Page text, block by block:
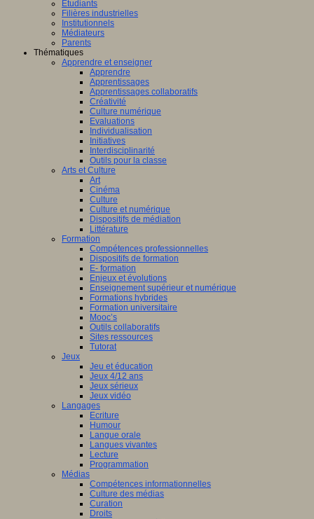
Etudiants
Filières industrielles
Institutionnels
Médiateurs
Parents
Thématiques
Apprendre et enseigner
Apprendre
Apprentissages
Apprentissages collaboratifs
Créativité
Culture numérique
Evaluations
Individualisation
Initiatives
Interdisciplinarité
Outils pour la classe
Arts et Culture
Art
Cinéma
Culture
Culture et numérique
Dispositifs de médiation
Littérature
Formation
Compétences professionnelles
Dispositifs de formation
E- formation
Enjeux et évolutions
Enseignement supérieur et numérique
Formations hybrides
Formation universitaire
Mooc’s
Outils collaboratifs
Sites ressources
Tutorat
Jeux
Jeu et éducation
Jeux 4/12 ans
Jeux sérieux
Jeux vidéo
Langages
Ecriture
Humour
Langue orale
Langues vivantes
Lecture
Programmation
Médias
Compétences informationnelles
Culture des médias
Curation
Droits